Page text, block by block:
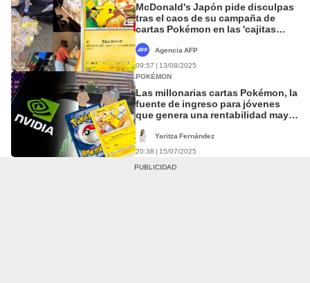
McDonald's Japón pide disculpas
tras el caos de su campaña de
cartas Pokémon en las 'cajitas
Agencia AFP
09:57 | 13/08/2025
POKÉMON
Las millonarias cartas Pokémon, la
fuente de ingreso para jóvenes
que genera una rentabilidad mayor
Yaritza Fernández
20:38 | 15/07/2025